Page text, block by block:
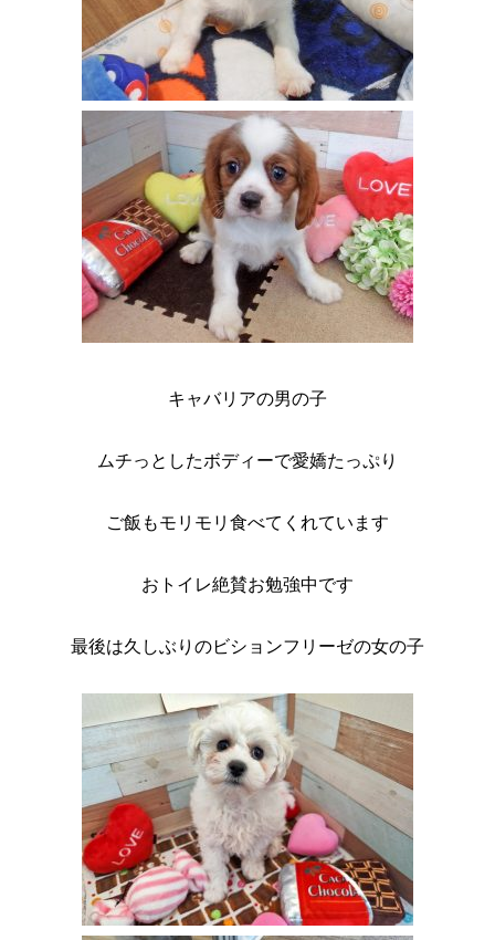
キャバリアの男の子
ムチっとしたボディーで愛嬌たっぷり
ご飯もモリモリ食べてくれています
おトイレ絶賛お勉強中です
最後は久しぶりのビションフリーゼの女の子